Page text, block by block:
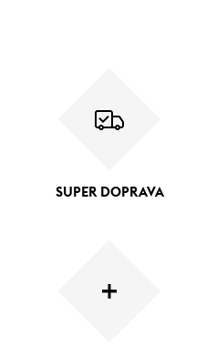
SUPER DOPRAVA